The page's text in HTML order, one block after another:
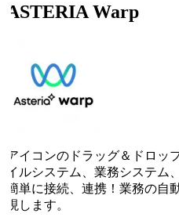
Warp
イコンのドラッグ＆ドロップ
ルシステム、業務システム、
単に接続、連携！業務の自動
します。